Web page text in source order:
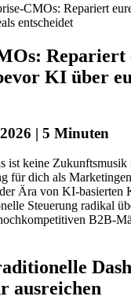
CMOs: Repariert
entscheidet
Repariert
KI über
| 5 Minuten
ist keine Zukunftsmusik
für dich als
Ära von KI-basierten
Steuerung radikal
B2B-
ausreichen